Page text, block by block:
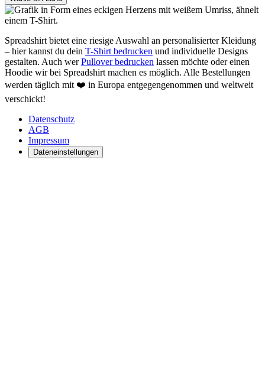
Spreadshirt bietet eine riesige Auswahl an personalisierter Kleidung
– hier kannst du dein T-Shirt bedrucken und individuelle Designs
gestalten. Auch werPullover bedrucken lassen möchte oder einen
Hoodie wir bei Spreadshirt machen es möglich. Alle Bestellungen
werden täglich mit ❤️ in Europa entgegengenommen und weltweit
verschickt!
Datenschutz
AGB
Impressum
Dateneinstellungen